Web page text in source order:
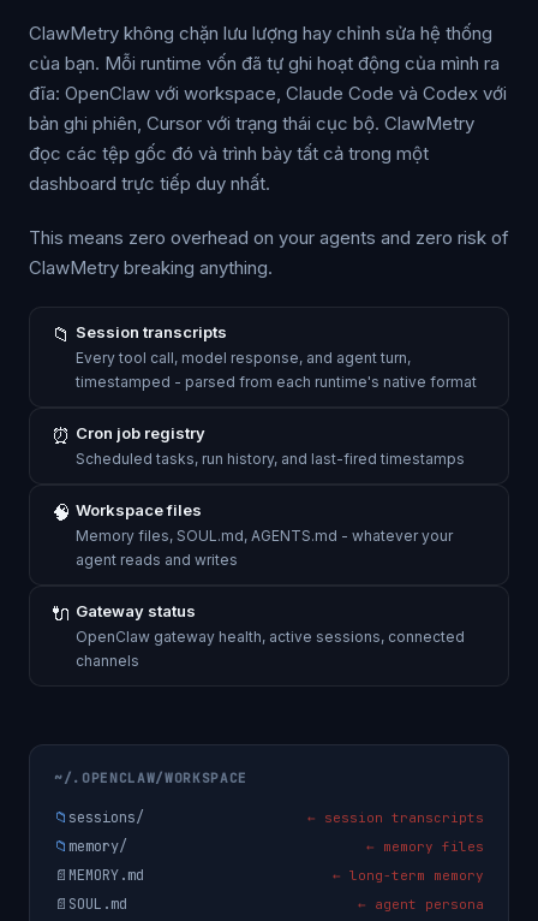
ClawMetry không chặn lưu lượng hay chỉnh sửa hệ thống
của bạn. Mỗi runtime vốn đã tự ghi hoạt động của mình ra
đĩa: OpenClaw với workspace, Claude Code và Codex với
bản ghi phiên, Cursor với trạng thái cục bộ. ClawMetry
đọc các tệp gốc đó và trình bày tất cả trong một
dashboard trực tiếp duy nhất.
This means zero overhead on your agents and zero risk of
ClawMetry breaking anything.
📁 Session transcripts
Every tool call, model response, and agent turn,
timestamped - parsed from each runtime's native format
⏰ Cron job registry
Scheduled tasks, run history, and last-fired timestamps
🧠 Workspace files
Memory files, SOUL.md, AGENTS.md - whatever your
agent reads and writes
🔌 Gateway status
OpenClaw gateway health, active sessions, connected
channels
~/.OPENCLAW/WORKSPACE
📁 sessions/ ← session transcripts
📁 memory/ ← memory files
📄 MEMORY.md ← long-term memory
📄 SOUL.md ← agent persona